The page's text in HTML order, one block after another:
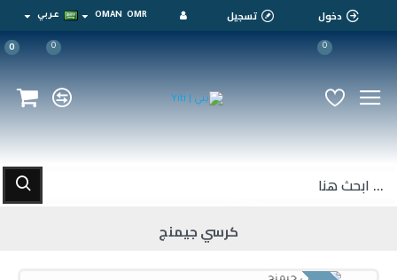
دخول تسجيل OMR
OMAN عربي
0
0
0
كرسي جيمنج